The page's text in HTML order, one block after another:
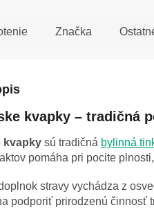
Značka
kvapky – tradičná
kvapky sú tradičná bylinná
pomáha pri pocite
stravy vychádza z
podporiť prirodzenú činnosť